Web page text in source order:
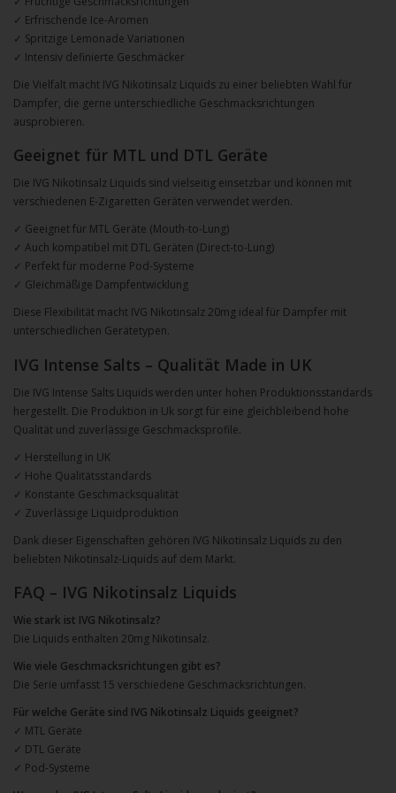
✓ Erfrischende Ice-Aromen
✓ Spritzige Lemonade Variationen
✓ Intensiv definierte Geschmäcker
Die Vielfalt macht IVG Nikotinsalz Liquids zu einer beliebten Wahl für
Dampfer, die gerne unterschiedliche Geschmacksrichtungen
ausprobieren.
Geeignet für MTL und DTL Geräte
Die IVG Nikotinsalz Liquids sind vielseitig einsetzbar und können mit
verschiedenen E-Zigaretten Geräten verwendet werden.
✓ Geeignet für MTL Geräte (Mouth-to-Lung)
✓ Auch kompatibel mit DTL Geräten (Direct-to-Lung)
✓ Perfekt für moderne Pod-Systeme
✓ Gleichmäßige Dampfentwicklung
Diese Flexibilität macht IVG Nikotinsalz 20mg ideal für Dampfer mit
unterschiedlichen Gerätetypen.
IVG Intense Salts – Qualität Made in UK
Die IVG Intense Salts Liquids werden unter hohen Produktionsstandards
hergestellt. Die Produktion in Uk sorgt für eine gleichbleibend hohe
Qualität und zuverlässige Geschmacksprofile.
✓ Herstellung in UK
✓ Hohe Qualitätsstandards
✓ Konstante Geschmacksqualität
✓ Zuverlässige Liquidproduktion
Dank dieser Eigenschaften gehören IVG Nikotinsalz Liquids zu den
beliebten Nikotinsalz-Liquids auf dem Markt.
FAQ – IVG Nikotinsalz Liquids
Wie stark ist IVG Nikotinsalz?
Die Liquids enthalten 20mg Nikotinsalz.
Wie viele Geschmacksrichtungen gibt es?
Die Serie umfasst 15 verschiedene Geschmacksrichtungen.
Für welche Geräte sind IVG Nikotinsalz Liquids geeignet?
✓ MTL Geräte
✓ DTL Geräte
✓ Pod-Systeme